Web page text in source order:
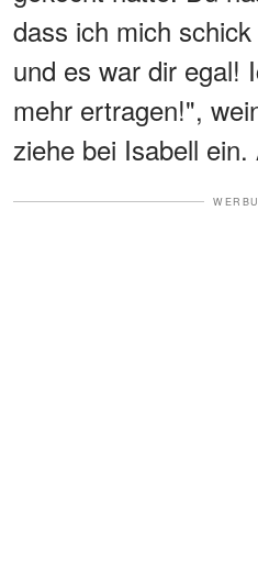
dass ich mich
und es war dir egal!
mehr ertragen!",
ziehe bei Isabell